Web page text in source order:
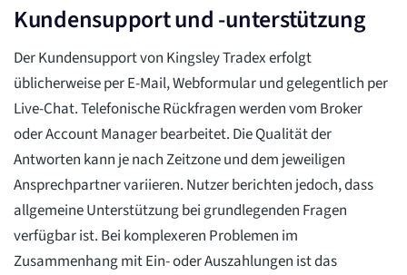
Kundensupport und -unterstützung
Der Kundensupport von Kingsley Tradex erfolgt
üblicherweise per E-Mail, Webformular und gelegentlich per
Live-Chat. Telefonische Rückfragen werden vom Broker
oder Account Manager bearbeitet. Die Qualität der
Antworten kann je nach Zeitzone und dem jeweiligen
Ansprechpartner variieren. Nutzer berichten jedoch, dass
allgemeine Unterstützung bei grundlegenden Fragen
verfügbar ist. Bei komplexeren Problemen im
Zusammenhang mit Ein- oder Auszahlungen ist das